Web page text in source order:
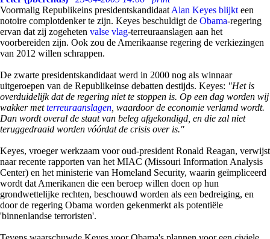
Voormalig Republikeins presidentskandidaat Alan Keyes blijkt een
notoire complotdenker te zijn. Keyes beschuldigt de Obama-regering
ervan dat zij zogeheten valse vlag-terreuraanslagen aan het
voorbereiden zijn. Ook zou de Amerikaanse regering de verkiezingen
van 2012 willen schrappen.
De zwarte presidentskandidaat werd in 2000 nog als winnaar
uitgeroepen van de Republikeinse debatten destijds. Keyes: "Het is
overduidelijk dat de regering niet te stoppen is. Op een dag worden wij
wakker metterreuraanslagen , waardoor de economie verlamd wordt.
Dan wordt overal de staat van beleg afgekondigd, en die zal niet
teruggedraaid worden vóórdat de crisis over is."
Keyes, vroeger werkzaam voor oud-president Ronald Reagan, verwijst
naar recente rapporten van het MIAC (Missouri Information Analysis
Center) en het ministerie van Homeland Security, waarin geïmpliceerd
wordt dat Amerikanen die een beroep willen doen op hun
grondwettelijke rechten, beschouwd worden als een bedreiging, en
door de regering Obama worden gekenmerkt als potentiële
'binnenlandse terroristen'.